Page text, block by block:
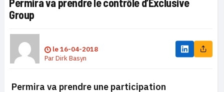
Group
le16-04-2018
ParDirk Basyn
Permira va prendre une participation